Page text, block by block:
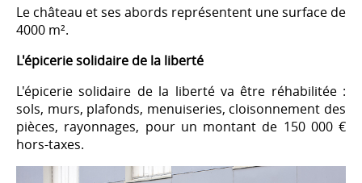
Le château et ses abords représentent une surface de
4000 m².
L'épicerie solidaire de la liberté
L'épicerie solidaire de la liberté va être réhabilitée :
sols, murs, plafonds, menuiseries, cloisonnement des
pièces, rayonnages, pour un montant de 150 000 €
hors-taxes.